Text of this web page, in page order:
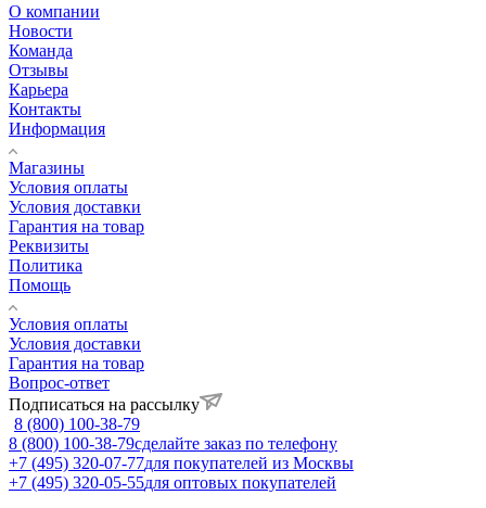
О компании
Новости
Команда
Отзывы
Карьера
Контакты
Информация
Магазины
Условия оплаты
Условия доставки
Гарантия на товар
Реквизиты
Политика
Помощь
Условия оплаты
Условия доставки
Гарантия на товар
Вопрос-ответ
Подписаться на рассылку
8 (800) 100-38-79
8 (800) 100-38-79сделайте заказ по телефону
+7 (495) 320-07-77для покупателей из Москвы
+7 (495) 320-05-55для оптовых покупателей